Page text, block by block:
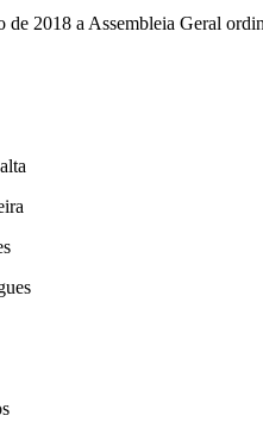
de 2018 a Assembleia Geral